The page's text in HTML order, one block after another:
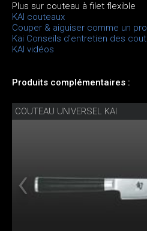
Plus sur couteau à filet flexible
KAI couteaux
Couper & aiguiser comme un pro
Kai Conseils d'entretien des
KAI vidéos
Produits complémentaires :
COUTEAU UNIVERSEL KAI